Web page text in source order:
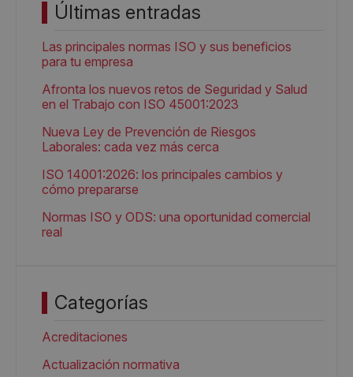
Últimas entradas
Las principales normas ISO y sus beneficios
para tu empresa
Afronta los nuevos retos de Seguridad y Salud
en el Trabajo con ISO 45001:2023
Nueva Ley de Prevención de Riesgos
Laborales: cada vez más cerca
ISO 14001:2026: los principales cambios y
cómo prepararse
Normas ISO y ODS: una oportunidad comercial
real
Categorías
Acreditaciones
Actualización normativa